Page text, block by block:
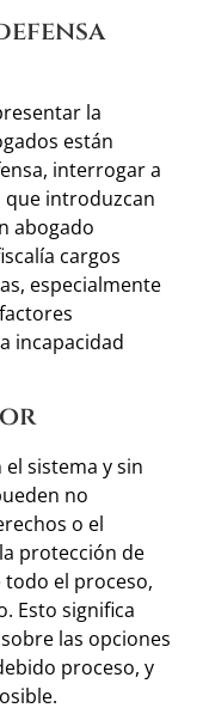
la
están
interrogar a
que introduzcan
abogado
cargos
especialmente
incapacidad
sistema y sin
no
o el
protección de
el proceso,
Esto significa
las opciones
proceso, y